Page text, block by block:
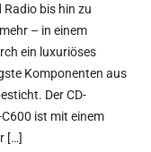
bis hin zu
– in einem
ein luxuriöses
Komponenten aus
Der CD-
ist mit einem
[…]